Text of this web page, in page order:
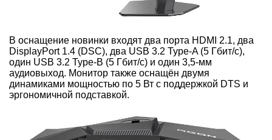
В оснащение новинки входят два порта HDMI 2.1, два
DisplayPort 1.4 (DSC), два USB 3.2 Type-A (5 Гбит/с),
один USB 3.2 Type-B (5 Гбит/с) и один 3,5-мм
аудиовыход. Монитор также оснащён двумя
динамиками мощностью по 5 Вт с поддержкой DTS и
эргономичной подставкой.